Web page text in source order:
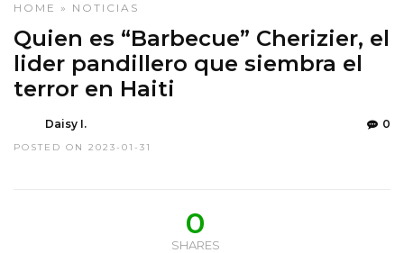
HOME » NOTICIAS
Quien es “Barbecue” Cherizier, el
lider pandillero que siembra el
terror en Haiti
Daisy I.
POSTED ON 2023-01-31
0
0
SHARES